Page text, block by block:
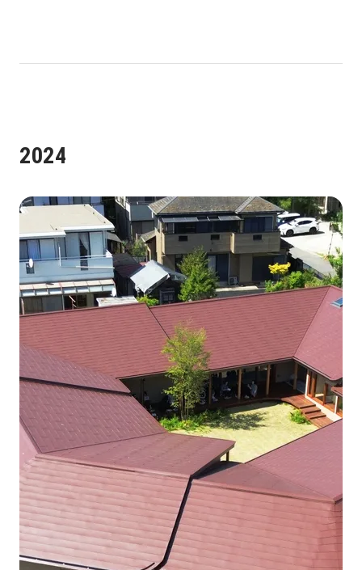
2024